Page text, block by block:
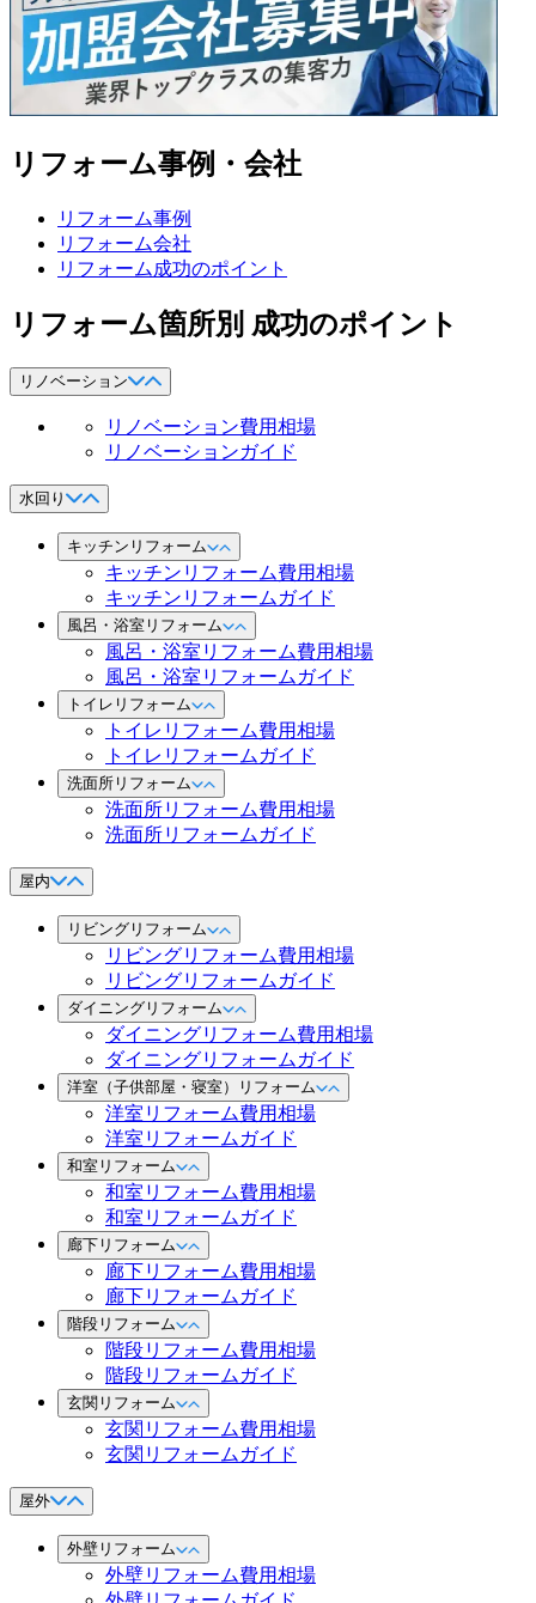
リフォーム事例・会社
リフォーム事例
リフォーム会社
リフォーム成功のポイント
リフォーム箇所別 成功のポイント
リノベーション
リノベーション費用相場
リノベーションガイド
水回り
キッチンリフォーム
キッチンリフォーム費用相場
キッチンリフォームガイド
風呂・浴室リフォーム
風呂・浴室リフォーム費用相場
風呂・浴室リフォームガイド
トイレリフォーム
トイレリフォーム費用相場
トイレリフォームガイド
洗面所リフォーム
洗面所リフォーム費用相場
洗面所リフォームガイド
屋内
リビングリフォーム
リビングリフォーム費用相場
リビングリフォームガイド
ダイニングリフォーム
ダイニングリフォーム費用相場
ダイニングリフォームガイド
洋室（子供部屋・寝室）リフォーム
洋室リフォーム費用相場
洋室リフォームガイド
和室リフォーム
和室リフォーム費用相場
和室リフォームガイド
廊下リフォーム
廊下リフォーム費用相場
廊下リフォームガイド
階段リフォーム
階段リフォーム費用相場
階段リフォームガイド
玄関リフォーム
玄関リフォーム費用相場
玄関リフォームガイド
屋外
外壁リフォーム
外壁リフォーム費用相場